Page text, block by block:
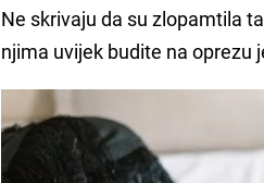
Ne skrivaju da su zlopamtila
njima uvijek budite na oprezu